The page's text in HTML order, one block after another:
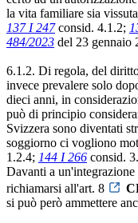
la vita familiare sia
137 I 247consid. 4.1.2;
484/2023 del 23 gennaio
6.1.2. Di regola, del
invece prevalere solo
dieci anni, in
può di principio
Svizzera sono diventati
soggiorno ci vogliono
1.2.4; 144 I 266 consid.
Davanti a
richiamarsi all'art. 8
si può però ammettere